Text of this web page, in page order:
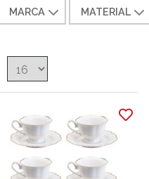
MARCA MATERIAL